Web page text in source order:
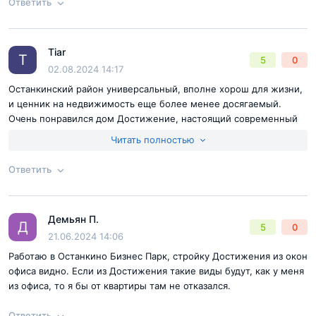
"Чего изволите"
Социальная и коммерческая инфраструктуры здесь
сформировались давно и достаточно хорошо развиты.
Помимо муниципальных школ, здесь есть частная школа
балета и школа экономики, театральная студия,
медколледж. Близлежащие ВУЗы представлены
Согласен справилами публикациина сайте
Отправить комментарий
Ответ на отзыв
Согласен справилами публикациина сайте
Отправить комментарий
T Tiar
02.08.2024 14:17
5 0
Останкинский район универсальный, вполне хорош для жизни,
и ценник на недвижимость еще более менее досягаемый.
Очень понравился дом Достижение, настоящий современный
Читать полностью
Ответить
Ответ на отзыв
Д Демьян П.
21.06.2024 14:06
5 0
Работаю в Останкино Бизнес Парк, стройку Достижения из окон
офиса видно. Если из Достижения такие виды будут, как у меня
из офиса, то я бы от квартиры там не отказался.